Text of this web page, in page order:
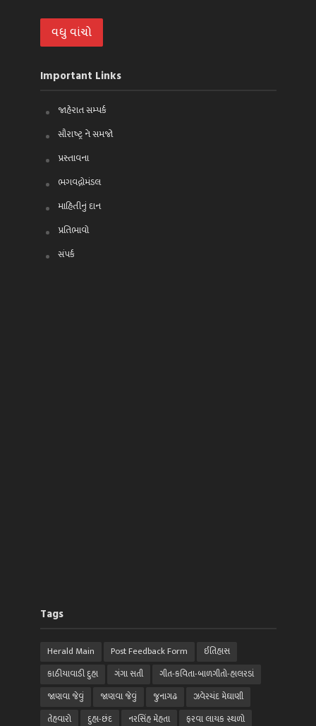
વધુ વાંચો
Important Links
જાહેરાત સમ્પર્ક
સૌરાષ્ટ્ર ને સમજો
પ્રસ્તાવના
ભગવદ્ગોમંડલ
માહિતીનું દાન
પ્રતિભાવો
સંપર્ક
Tags
Herald Main Post Feedback Form
ઈતિહાસ
કાઠીયાવાડી દુહા
ગંગા સતી
ગીત-કવિતા-બાળગીતો-હાલરડાં
જાણવા જેવું
જાણવા જેવું જુનાગઢ
ઝવેરચંદ મેઘાણી
તેહવારો
દુહા-છંદ નરસિંહ મેહતા ફરવા લાયક સ્થળો